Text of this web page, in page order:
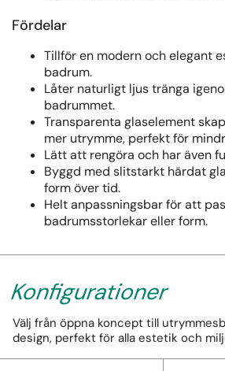
Fördelar
Tillför en modern och elegant
badrum.
Låter naturligt ljus tränga
badrummet.
Transparenta glaselement
mer utrymme, perfekt för
Lätt att rengöra och har även
Byggd med slitstarkt härdat
form över tid.
Helt anpassningsbar för att
badrumsstorlekar eller form.
Konfigurationer
Välj från öppna koncept till
design, perfekt för alla estetik och